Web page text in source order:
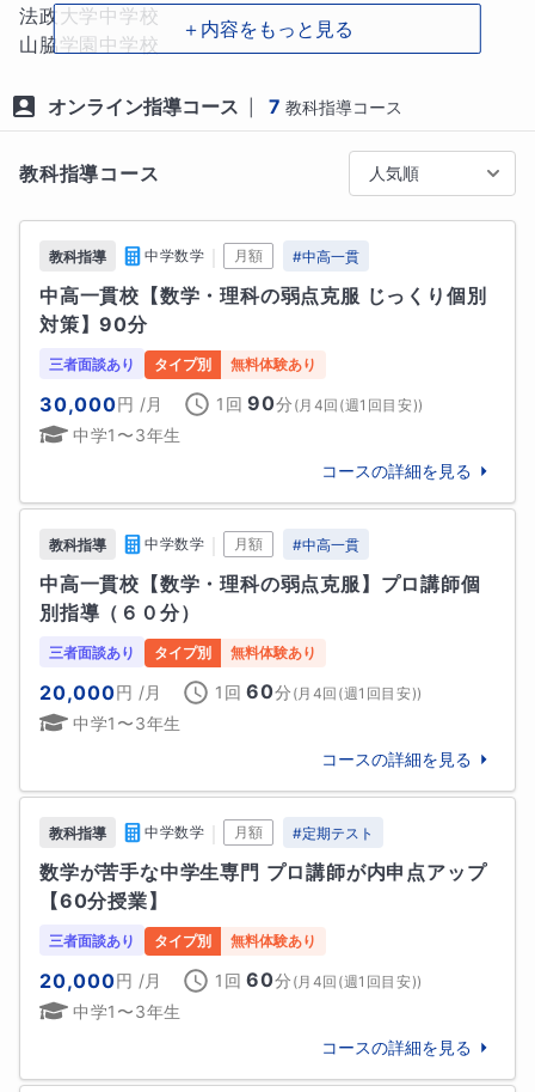
②授業スピード
す。何より、生徒様が嫌にならずに続けられるように
伴走します。
③宿題管理
すればいいのか、生徒様と一緒に計画を立てます。
★指導科目だけではなく、すべての科目をいつどれく
らい勉強するのか、学校の宿題や試験に合わせてカリ
キュラムを作ります。
★アプリで進捗状況を共有し、進めていく中で分から
ない問題があればチャットで質問も可能です。
④定期面談の実施
模擬試験や定期テストごとに三者面談を行い、現状の
報告とカリキュラムの見直し、進路指導と今後の学習
計画についてご提案を行います。
🔷授業の進め方
【冒頭10分】
宿題の確認と前回授業の理解度確認。
▽
【講義と演習45分~75分】
その授業で進めていく予定の内容を順次理解できるま
で説明し、演習をして自分で解けるようになっている
かを確認。
解けるようになったら応用問題にチャレンジ。
★マンツーマン授業のため生徒様の理解度に合わせて
単元を進めていきます。学校や進学塾のように理解で
きていないのにどんどん先に進んでいくことはありま
法政大学中学校
山脇学園中学校
千葉日本大学第一中学校
創価中学校
日出学園中学校
独協埼玉中学校
西武台千葉中学校
中村中学校
玉川学園中学部
明星中学校
トキワ松学園中学校
東京大学教育学部附属中等教育学校
市川高校
芝浦工業大学柏高校
専修大学松戸高校
国際基督教大学高校
春日部共栄高校
日本大学習志野高校
八千代松陰高校
明治学院高校
昌平高校
国府台女子学院高等部
浦和学院高校
花咲徳栄高校
千葉英和高校
千葉日本大学第一高校
実践学園高校
専修大学附属高校
目黒日本大学高校
叡明高校
東海大学付属浦安高校
＋内容をもっと見る
オンライン指導コース 7 教科指導コース
教科指導コース 人気順
教科指導 中学数学 月額 #中高一貫
中高一貫校【数学・理科の弱点克服 じっくり個別
対策】90分
三者面談あり タイプ別 無料体験あり
30,000円 /月 1回 90分 ( 月4回(週1回目安))
中学1〜3年生
コースの詳細を見る
教科指導 中学数学 月額 #中高一貫
中高一貫校【数学・理科の弱点克服】プロ講師個
別指導（６０分）
三者面談あり タイプ別 無料体験あり
20,000円 /月 1回 60分 ( 月4回(週1回目安))
中学1〜3年生
コースの詳細を見る
教科指導 中学数学 月額 #定期テスト
数学が苦手な中学生専門 プロ講師が内申点アップ
【60分授業】
三者面談あり タイプ別 無料体験あり
20,000円 /月 1回 60分 ( 月4回(週1回目安))
中学1〜3年生
コースの詳細を見る